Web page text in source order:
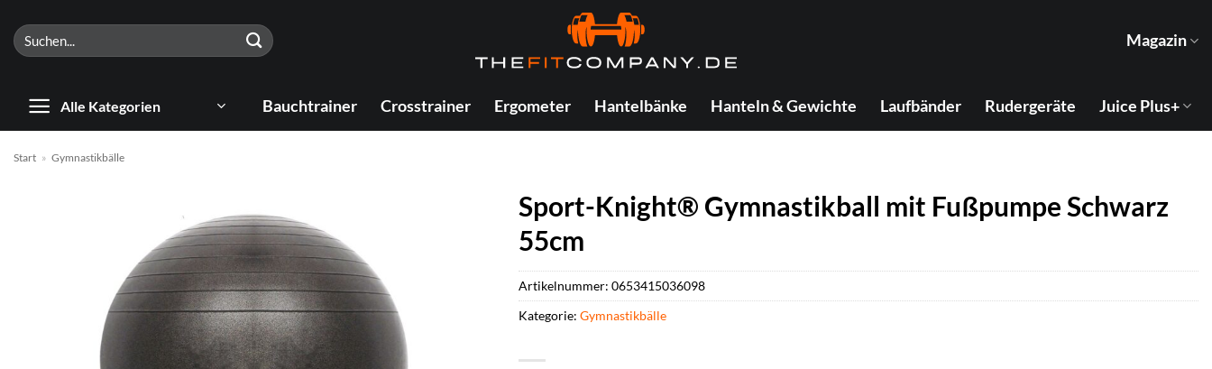
Inhalt
springen
Suchen
nach:
Magazin
Alle Kategorien Bauchtrainer Crosstrainer Ergometer Hantelbänke Hanteln & Gewichte Laufbänder Rudergeräte Juice Plus+
Start » Gymnastikbälle
Sport-Knight® Gymnastikball mit Fußpumpe Schwarz
55cm
Artikelnummer: 0653415036098
Kategorie: Gymnastikbälle